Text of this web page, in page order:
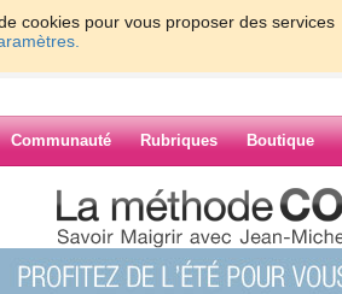
cookies pour vous proposer des services
Communauté Rubriques Boutique
ce soir !!!!!